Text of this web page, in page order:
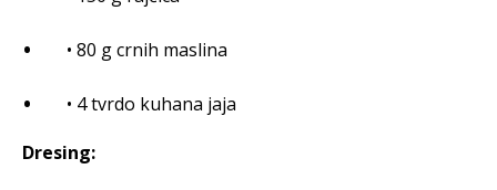
• 80 g crnih maslina
• 4 tvrdo kuhana jaja
Dresing: